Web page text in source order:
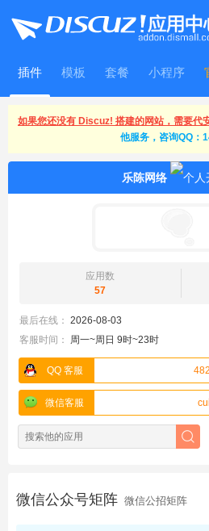
插件 模板 套餐 小程序
WitFrame
如果您还没有 Discuz! 搭建的网站，需要代
他服务，咨询QQ：
乐陈网络
应用数
57
最后在线： 2026-08-03
客服时间：
周一~周日 9时~23时
QQ 客服
微信客服
微信公众号矩阵 微信公招矩阵